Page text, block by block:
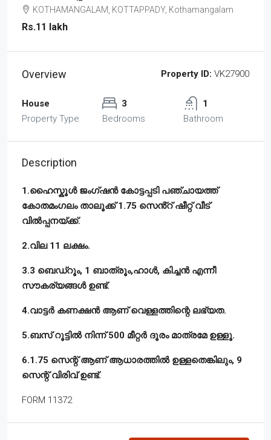
KOTHAMANGALAM, KOTTAPPADY, Kothamangalam
Rs.11 lakh
Overview Property ID: VK27900
House
Property Type
3
Bedrooms
1
Bathroom
Description
1.ഹൈസ്കൂൾ ജംഗ്ഷൻ കോട്ടപ്പടി പഞ്ചായത്ത്
കോതമംഗലം താലൂക്ക് 1.75 സെൻ്റ് ഷീറ്റ് വീട്
വിൽപ്പനയ്ക്ക്.
2.വില 11 ലക്ഷം.
3.3 ബെഡ്‌റൂം, 1 ബാത്രൂം,ഹാൾ, കിച്ചൻ എന്നീ
സൗകര്യങ്ങൾ ഉണ്ട്.
4.വാട്ടർ കണക്ഷൻ ആണ് വെള്ളത്തിന്റെ ലഭ്യത.
5.ബസ് റൂട്ടിൽ നിന്ന് 500 മീറ്റർ ദൂരം മാത്രമേ ഉള്ളൂ.
6.1.75 സെന്റ് ആണ് ആധാരത്തിൽ ഉള്ളതെങ്കിലും, 9
സെന്റ് വിരിവ് ഉണ്ട്.
FORM 11372